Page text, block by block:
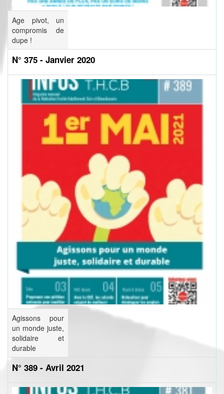
Age pivot, un
compromis de
dupe !
N° 375 - Janvier 2020
Agissons pour
un monde juste,
solidaire et
durable
N° 389 - Avril 2021